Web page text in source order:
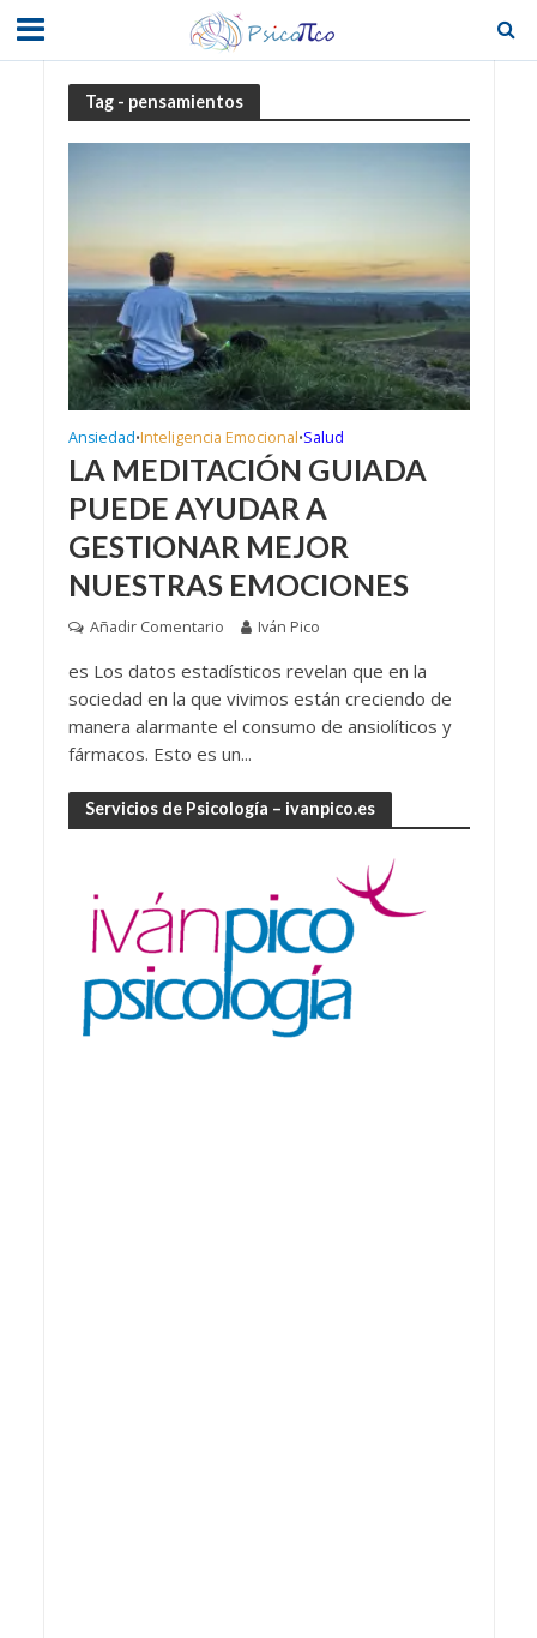
Tag - pensamientos
Ansiedad•Inteligencia Emocional•Salud
LA MEDITACIÓN GUIADA
PUEDE AYUDAR A
GESTIONAR MEJOR
NUESTRAS EMOCIONES
Añadir Comentario Iván Pico
es Los datos estadísticos revelan que en la
sociedad en la que vivimos están creciendo de
manera alarmante el consumo de ansiolíticos y
fármacos. Esto es un...
Servicios de Psicología – ivanpico.es